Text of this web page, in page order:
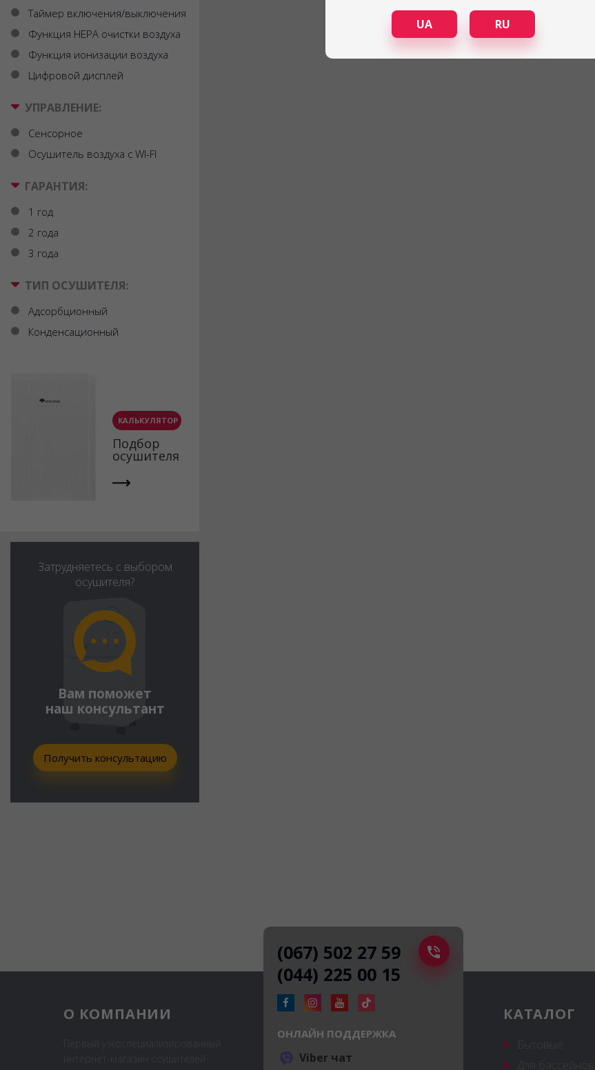
Таймер включения/выключения
Функция HEPA очистки воздуха
Функция ионизации воздуха
Цифровой дисплей
УПРАВЛЕНИЕ:
Сенсорное
Осушитель воздуха с WI-FI
ГАРАНТИЯ:
1 год
2 года
3 года
ТИП ОСУШИТЕЛЯ:
Адсорбционный
Конденсационный
КАЛЬКУЛЯТОР
Подбор
осушителя
Затрудняетесь с выбором
осушителя?
Вам поможет
наш консультант
Получить консультацию
О КОМПАНИИ КАТАЛОГ
Для бассейнов
(067) 502 27 59
(044) 225 00 15
ОНЛАЙН ПОДДЕРЖКА
Viber чат
UA RU